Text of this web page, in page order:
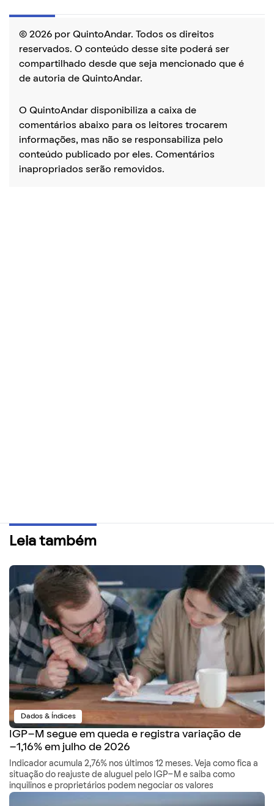
© 2026 por QuintoAndar. Todos os direitos
reservados. O conteúdo desse site poderá ser
compartilhado desde que seja mencionado que é
de autoria de QuintoAndar.
O QuintoAndar disponibiliza a caixa de
comentários abaixo para os leitores trocarem
informações, mas não se responsabiliza pelo
conteúdo publicado por eles. Comentários
inapropriados serão removidos.
Leia também
Dados & Índices
IGP-M segue em queda e registra variação de
-1,16% em julho de 2026
Indicador acumula 2,76% nos últimos 12 meses. Veja como fica a
situação do reajuste de aluguel pelo IGP-M e saiba como
inquilinos e proprietários podem negociar os valores